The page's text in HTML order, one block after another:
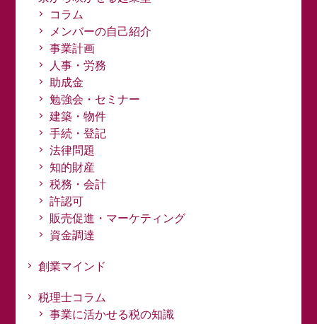
コラム
メンバーの自己紹介
事業計画
人事・労務
助成金
勉強会・セミナー
建築・物件
手続・登記
法律問題
知的財産
税務・会計
許認可
販売促進・マーケティング
資金調達
創業マインド
税理士コラム
事業に活かせる税の知識